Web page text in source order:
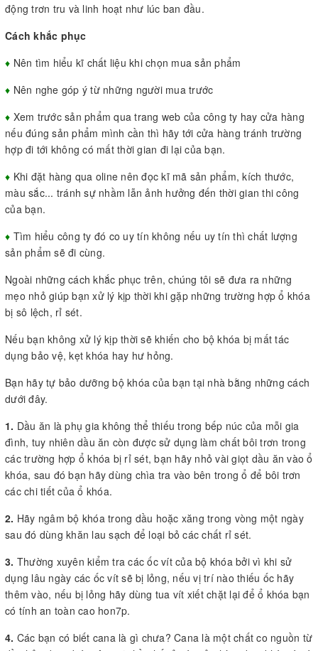
động trơn tru và linh hoạt như lúc ban đầu.
Cách khắc phục
♦ Nên tìm hiểu kĩ chất liệu khi chọn mua sản phẩm
♦ Nên nghe góp ý từ những người mua trước
♦ Xem trước sản phẩm qua trang web của công ty hay cửa hàng
nếu đúng sản phẩm mình cần thì hãy tới cửa hàng tránh trường
hợp đi tới không có mất thời gian đi lại của bạn.
♦ Khi đặt hàng qua oline nên đọc kĩ mã sản phẩm, kích thước,
màu sắc... tránh sự nhầm lẫn ảnh hưởng đến thời gian thi công
của bạn.
♦ Tìm hiểu công ty đó co uy tín không nếu uy tín thì chất lượng
sản phẩm sẽ đi cùng.
Ngoài những cách khắc phục trên, chúng tôi sẽ đưa ra những
mẹo nhỏ giúp bạn xử lý kịp thời khi gặp những trường hợp ổ khóa
bị sô lệch, rỉ sét.
Nếu bạn không xử lý kịp thời sẽ khiến cho bộ khóa bị mất tác
dụng bảo vệ, kẹt khóa hay hư hỏng.
Bạn hãy tự bảo dưỡng bộ khóa của bạn tại nhà bằng những cách
dưới đây.
1. Dầu ăn là phụ gia không thể thiếu trong bếp núc của mỗi gia
đình, tuy nhiên dầu ăn còn được sử dụng làm chất bôi trơn trong
các trường hợp ổ khóa bị rỉ sét, bạn hãy nhỏ vài giọt dầu ăn vào ổ
khóa, sau đó bạn hãy dùng chìa tra vào bên trong ổ để bôi trơn
các chi tiết của ổ khóa.
2. Hãy ngâm bộ khóa trong dầu hoặc xăng trong vòng một ngày
sau đó dùng khăn lau sạch để loại bỏ các chất rỉ sét.
3. Thường xuyên kiểm tra các ốc vít của bộ khóa bởi vì khi sử
dụng lâu ngày các ốc vít sẽ bị lỏng, nếu vị trí nào thiếu ốc hãy
thêm vào, nếu bị lỏng hãy dùng tua vít xiết chặt lại để ổ khóa bạn
có tính an toàn cao hon7p.
4. Các bạn có biết cana là gì chưa? Cana là một chất co nguồn từ